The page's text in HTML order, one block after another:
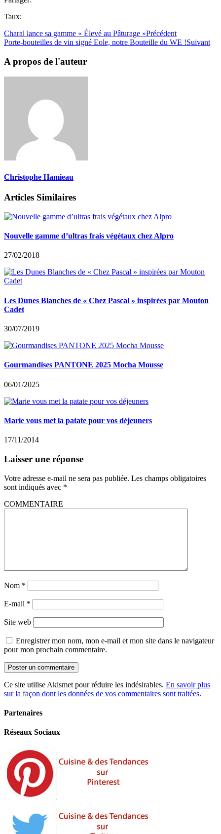
Taux:
Charal lance sa gamme « Élevé au Pâturage »Précédent
Porte-bouteilles de vin signé Eole, notre Bouteille du WE !Suivant
A propos de l'auteur
Christophe Hamieau
Articles Similaires
Nouvelle gamme d’ultras frais végétaux chez Alpro
27/02/2018
Les Dunes Blanches de « Chez Pascal » inspirées par Mouton
Cadet
30/07/2019
Gourmandises PANTONE 2025 Mocha Mousse
06/01/2025
Marie vous met la patate pour vos déjeuners
17/11/2014
Laisser une réponse
Votre adresse e-mail ne sera pas publiée. Les champs obligatoires
sont indiqués avec *
COMMENTAIRE
Nom *
E-mail *
Site web
Enregistrer mon nom, mon e-mail et mon site dans le navigateur
pour mon prochain commentaire.
Ce site utilise Akismet pour réduire les indésirables. En savoir plus
sur la façon dont les données de vos commentaires sont traitées.
Partenaires
Réseaux Sociaux